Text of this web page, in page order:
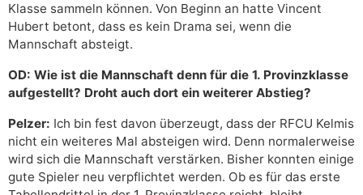
Klasse sammeln können. Von Beginn an hatte Vincent
Hubert betont, dass es kein Drama sei, wenn die
Mannschaft absteigt.
OD: Wie ist die Mannschaft denn für die 1. Provinzklasse
aufgestellt? Droht auch dort ein weiterer Abstieg?
Pelzer: Ich bin fest davon überzeugt, dass der RFCU Kelmis
nicht ein weiteres Mal absteigen wird. Denn normalerweise
wird sich die Mannschaft verstärken. Bisher konnten einige
gute Spieler neu verpflichtet werden. Ob es für das erste